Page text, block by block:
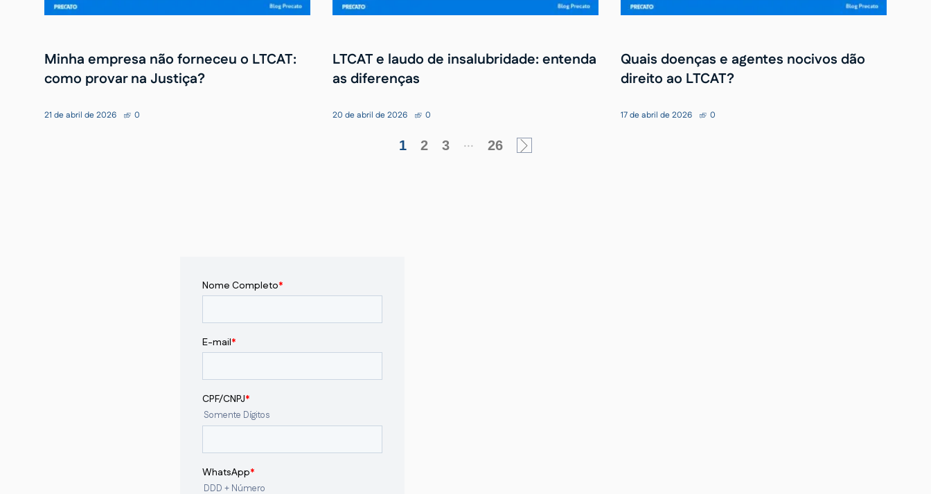
Minha empresa não forneceu o LTCAT:
como provar na Justiça?
21 de abril de 2026 0
LTCAT e laudo de insalubridade: entenda
as diferenças
20 de abril de 2026 0
Quais doenças e agentes nocivos dão
direito ao LTCAT?
17 de abril de 2026 0
1 2 3 ... 26